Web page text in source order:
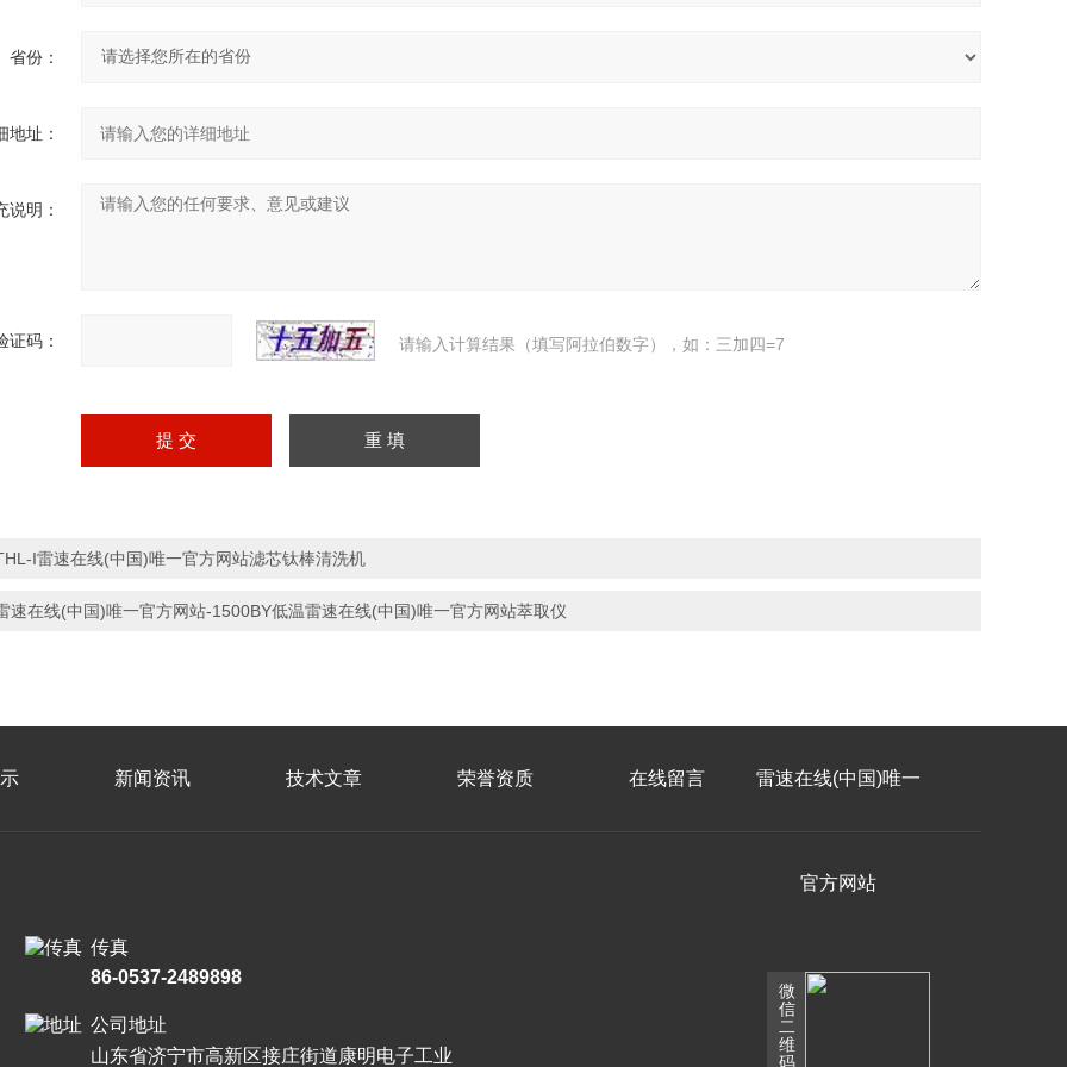
省份：
地址：
说明：
证码： 请输入计算结果（填写阿拉伯数字），如：三加四=7
I雷速在线(中国)唯一官方网站滤芯钛棒清洗机
速在线(中国)唯一官方网站-1500BY低温雷速在线(中国)唯一官方网站萃取仪
新闻资讯 技术文章 荣誉资质 在线留言 雷速在线(中国)唯一
官方网站
传真
86-0537-2489898
公司地址
山东省济宁市高新区接庄街道康明电子工业
微
信
二
维
码